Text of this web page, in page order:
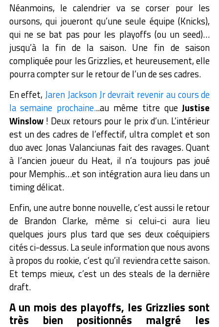
Néanmoins, le calendrier va se corser pour les
oursons, qui joueront qu’une seule équipe (Knicks),
qui ne se bat pas pour les playoffs (ou un seed)…
jusqu’à la fin de la saison. Une fin de saison
compliquée pour les Grizzlies, et heureusement, elle
pourra compter sur le retour de l’un de ses cadres.
En effet,Jaren Jackson Jr devrait revenir au cours de
la semaine prochaine...au même titre queJustise
Winslow! Deux retours pour le prix d’un. L’intérieur
est un des cadres de l’effectif, ultra complet et son
duo avec Jonas Valanciunas fait des ravages. Quant
à l’ancien joueur du Heat, il n’a toujours pas joué
pour Memphis…et son intégration aura lieu dans un
timing délicat.
Enfin, une autre bonne nouvelle, c’est aussi le retour
de Brandon Clarke, même si celui-ci aura lieu
quelques jours plus tard que ses deux coéquipiers
cités ci-dessus. La seule information que nous avons
à propos du rookie, c’est qu’il reviendra cette saison.
Et temps mieux, c’est un des steals de la dernière
draft.
A un mois des playoffs, les Grizzlies sont
très bien positionnés malgré les